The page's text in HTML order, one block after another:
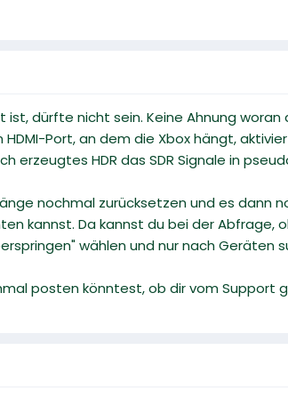
dürfte nicht sein. Keine Ahnung woran
Port, an dem die Xbox hängt,
erzeugtes HDR das SDR Signale in
nochmal zurücksetzen und es dann
kannst. Da kannst du bei der
wählen und nur nach Geräten
posten könntest, ob dir vom Support